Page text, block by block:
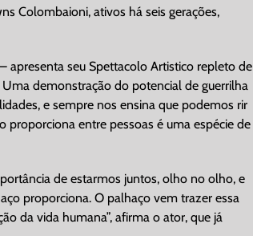
Colombaioni, ativos há seis gerações,
apresenta seu Spettacolo Artistico repleto de
demonstração do potencial de guerrilha
e sempre nos ensina que podemos rir
proporciona entre pessoas é uma espécie de
de estarmos juntos, olho no olho, e
proporciona. O palhaço vem trazer essa
da vida humana”, afirma o ator, que já